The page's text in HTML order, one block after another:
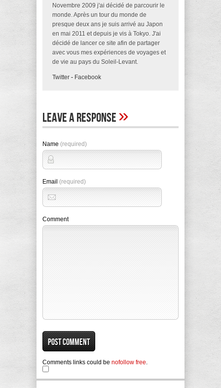
Novembre 2009 j'ai décidé de parcourir le
monde. Après un tour du monde de
presque deux ans je suis arrivé au Japon
en mai 2011 et depuis je vis à Tokyo. J'ai
décidé de lancer ce site afin de partager
avec vous mes expériences de voyages et
de vie au pays du Soleil-Levant.
Twitter - Facebook
Leave A Response»
Name (required)
Email (required)
Comment
Comments links could be nofollow free.